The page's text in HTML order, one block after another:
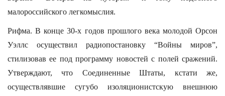
малороссийского легкомыслия.
Рифма. В конце 30-х годов прошлого века молодой Орсон
Уэллс осуществил радиопостановку “Войны миров”,
стилизовав ее под программу новостей с полей сражений.
Утверждают, что Соединенные Штаты, кстати же,
осуществлявшие сугубо изоляционистскую внешнюю